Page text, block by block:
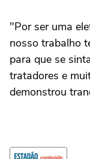
"Por ser uma
nosso trabalho
para que se
tratadores e
demonstrou